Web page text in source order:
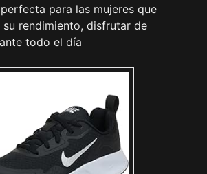
para las mujeres que
su rendimiento, disfrutar de
todo el día